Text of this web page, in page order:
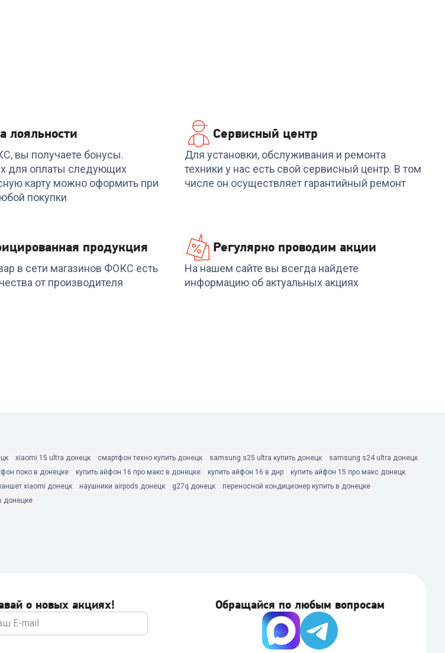
лояльности
вы получаете бонусы.
для оплаты следующих
карту можно оформить при
покупки
Сервисный центр
Для установки, обслуживания и ремонта
техники у нас есть свой сервисный центр. В том
числе он осуществляет гарантийный ремонт
продукция
в сети магазинов ФОКС есть
от производителя
Регулярно проводим акции
На нашем сайте вы всегда найдете
информацию об актуальных акциях
xiaomi 15 ultra донецк смартфон техно купить донецк samsung s25 ultra купить донецк
samsung s24 ultra донецк
поко в донецке купить айфон 16 про макс в донецке купить айфон 16 в днр
купить айфон 15 про макс донецк
xiaomi донецк наушники airpods донецк g27q донецк
переносной кондиционер купить в донецке
донецке
о новых акциях! Обращайся по любым вопросам